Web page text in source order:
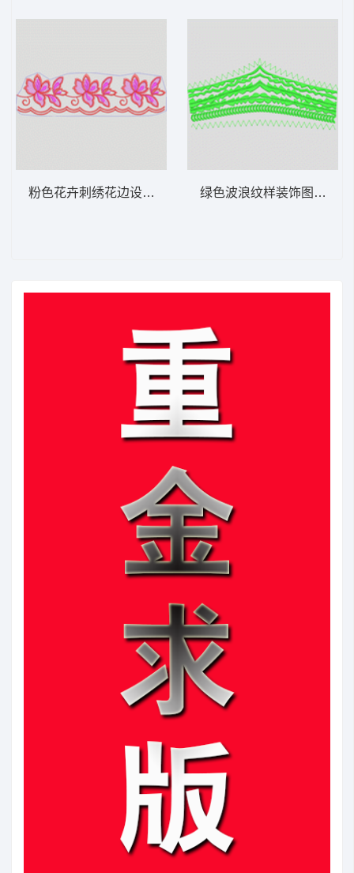
粉色花卉刺绣花边设计图 简单花条绿色波浪纹样装饰图案 波